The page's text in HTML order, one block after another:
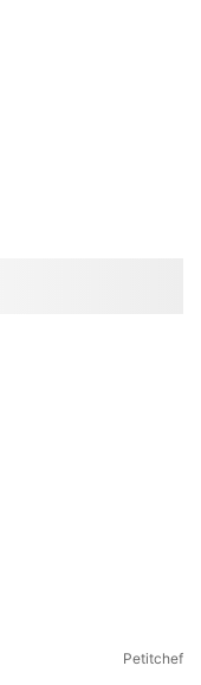
Petitchef